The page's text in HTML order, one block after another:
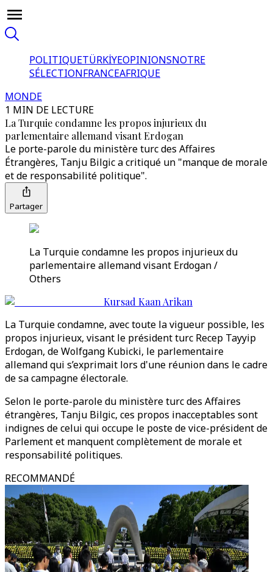
POLITIQUETÜRKİYEOPINIONSNOTRE
SÉLECTIONFRANCEAFRIQUE
MONDE
1 MIN DE LECTURE
La Turquie condamne les propos injurieux du
parlementaire allemand visant Erdogan
Le porte-parole du ministère turc des Affaires
Étrangères, Tanju Bilgic a critiqué un "manque de morale
et de responsabilité politique".
Partager
La Turquie condamne les propos injurieux du
parlementaire allemand visant Erdogan /
Others
Kursad Kaan Arikan
La Turquie condamne, avec toute la vigueur possible, les
propos injurieux, visant le président turc Recep Tayyip
Erdogan, de Wolfgang Kubicki, le parlementaire
allemand qui s’exprimait lors d'une réunion dans le cadre
de sa campagne électorale.
Selon le porte-parole du ministère turc des Affaires
étrangères, Tanju Bilgic, ces propos inacceptables sont
indignes de celui qui occupe le poste de vice-président de
Parlement et manquent complètement de morale et
responsabilité politiques.
RECOMMANDÉ